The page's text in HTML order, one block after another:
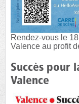
Rendez-vous le
Valence au profit
Succès pour
Valence